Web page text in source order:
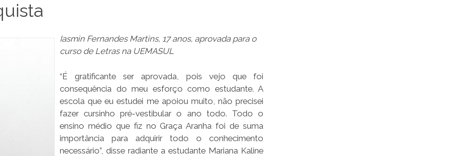
Iasmin Fernandes Martins, 17 anos, aprovada para o
curso de Letras na UEMASUL
“É gratificante ser aprovada, pois vejo que foi
consequência do meu esforço como estudante. A
escola que eu estudei me apoiou muito, não precisei
fazer cursinho pré-vestibular o ano todo. Todo o
ensino médio que fiz no Graça Aranha foi de suma
importância para adquirir todo o conhecimento
necessário”, disse radiante a estudante Mariana Kaline